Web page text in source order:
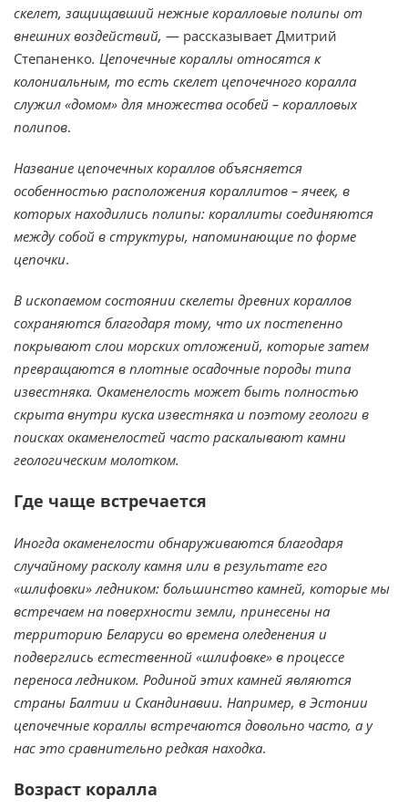
скелет, защищавший нежные коралловые полипы от
внешних воздействий, — рассказывает Дмитрий
Степаненко. Цепочечные кораллы относятся к
колониальным, то есть скелет цепочечного коралла
служил «домом» для множества особей – коралловых
полипов.
Название цепочечных кораллов объясняется
особенностью расположения кораллитов – ячеек, в
которых находились полипы: кораллиты соединяются
между собой в структуры, напоминающие по форме
цепочки.
В ископаемом состоянии скелеты древних кораллов
сохраняются благодаря тому, что их постепенно
покрывают слои морских отложений, которые затем
превращаются в плотные осадочные породы типа
известняка. Окаменелость может быть полностью
скрыта внутри куска известняка и поэтому геологи в
поисках окаменелостей часто раскалывают камни
геологическим молотком.
Где чаще встречается
Иногда окаменелости обнаруживаются благодаря
случайному расколу камня или в результате его
«шлифовки» ледником: большинство камней, которые мы
встречаем на поверхности земли, принесены на
территорию Беларуси во времена оледенения и
подверглись естественной «шлифовке» в процессе
переноса ледником. Родиной этих камней являются
страны Балтии и Скандинавии. Например, в Эстонии
цепочечные кораллы встречаются довольно часто, а у
нас это сравнительно редкая находка.
Возраст коралла